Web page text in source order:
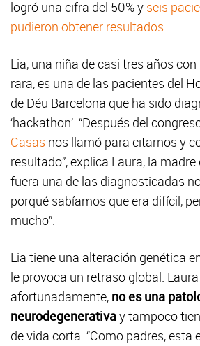
logró una cifra del 50% y seis
pudieron obtener resultados.
Lia, una niña de casi tres años
rara, es una de las pacientes del
de Déu Barcelona que ha sido
‘hackathon’. “Después del
Casas nos llamó para citarnos y
resultado”, explica Laura, la madre
fuera una de las diagnosticadas
porqué sabíamos que era difícil,
mucho”.
Lia tiene una alteración genética
le provoca un retraso global.
afortunadamente, no es una
neurodegenerativay tampoco
de vida corta. “Como padres, esta